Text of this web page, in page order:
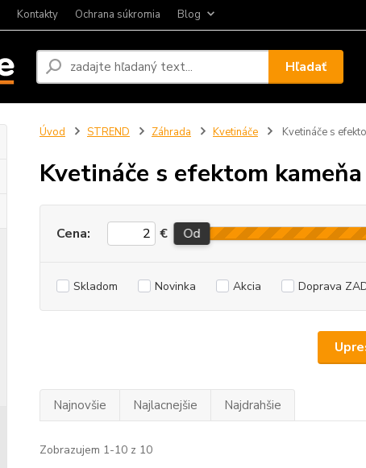
Kontakty Ochrana súkromia Blog
Hľadať
Úvod STREND Záhrada Kvetináče Kvetináče s
Kvetináče s efektom kameňa
Cena: € Od
Skladom Novinka Akcia Doprava
Najnovšie Najlacnejšie Najdrahšie
Zobrazujem 1-10 z 10